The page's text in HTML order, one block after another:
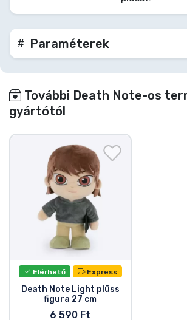
polcodra a Wammy-házból. Szerezd
legjobb detektívjét, ehhez a
Halállista.
Paraméterek
További Death Note-os
gyártótól
Elérhető Express
Death Note Light plüss
figura 27 cm
6 590 Ft